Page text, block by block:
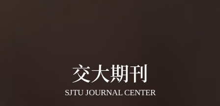
交大期刊
SJTU JOURNAL CENTER